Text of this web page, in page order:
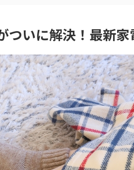
ついに解決！最新